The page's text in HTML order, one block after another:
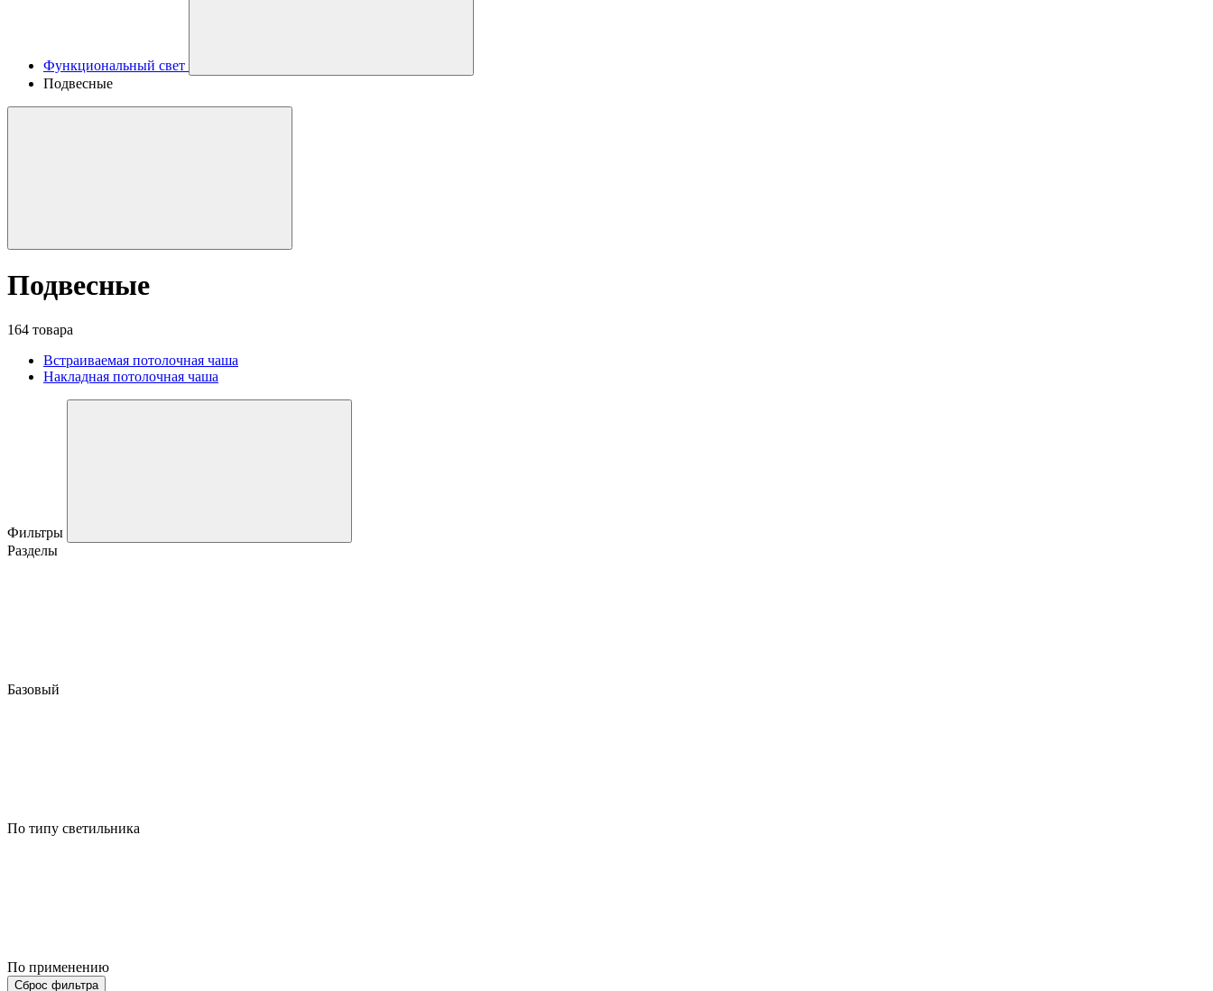
Функциональный свет
Подвесные
Подвесные
164 товара
Встраиваемая потолочная чаша
Накладная потолочная чаша
Фильтры
Разделы
Базовый
По типу светильника
По применению
Сброс фильтра